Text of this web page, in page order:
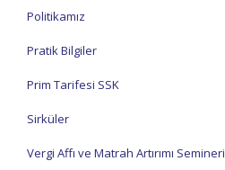
Politikamız
Pratik Bilgiler
Prim Tarifesi SSK
Sirküler
Vergi Affı ve Matrah Artırımı Semineri